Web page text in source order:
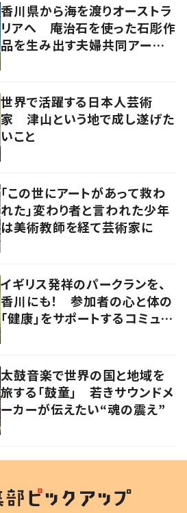
香川県から海を渡りオーストラ
リアへ 庵治石を使った石彫作
品を生み出す夫婦共同アーティ
世界で活躍する日本人芸術
家 津山という地で成し遂げた
いこと
「この世にアートがあって救わ
れた」変わり者と言われた少年
は美術教師を経て芸術家に
イギリス発祥のパークランを、
香川にも！ 参加者の心と体の
「健康」をサポートするコミュニ
太鼓音楽で世界の国と地域を
旅する「鼓童」 若きサウンドメ
ーカーが伝えたい“魂の震え”